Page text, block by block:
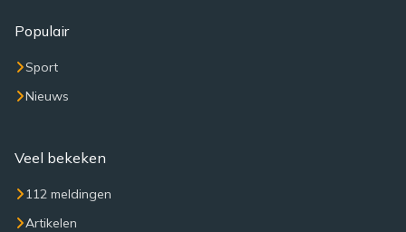
Populair
Sport
Nieuws
Veel bekeken
112 meldingen
Artikelen